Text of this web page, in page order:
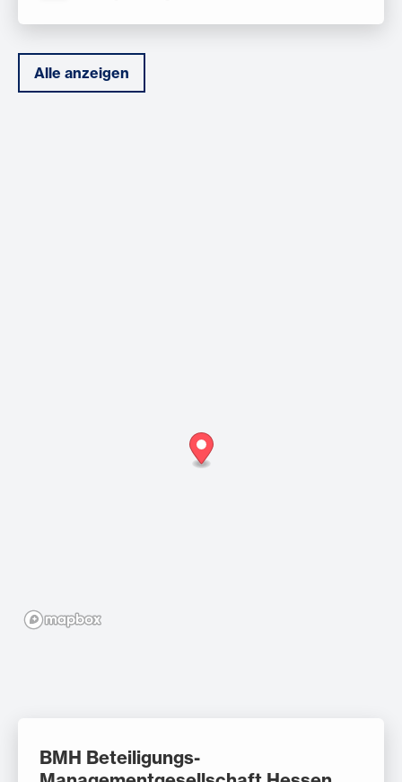
Alle anzeigen
BMH Beteiligungs-